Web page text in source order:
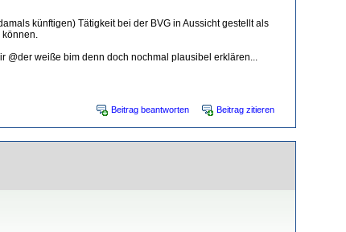
künftigen) Tätigkeit bei der BVG in Aussicht gestellt als
weiße bim denn doch nochmal plausibel erklären...
Beitrag beantworten Beitrag zitieren